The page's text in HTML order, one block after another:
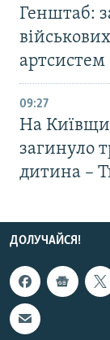
Генштаб:
артсистем
09:27
На
загинуло
дитина –
ДОЛУЧАЙСЯ!